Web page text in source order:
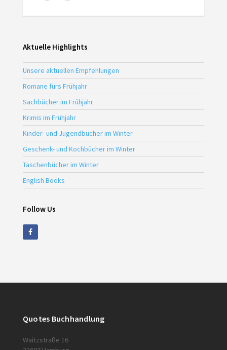
Aktuelle Highlights
Unsere aktuellen Empfehlungen
Romane fürs Frühjahr
Sachbücher im Frühjahr
Krimis im Frühjahr
Kinder- und Jugendbücher im Winter
Geschenk- und Kochbücher im Winter
Taschenbücher im Winter
English Books
Follow Us
Quotes Buchhandlung
Waitzstraße 16